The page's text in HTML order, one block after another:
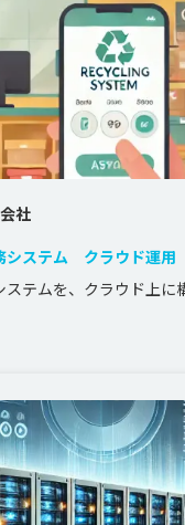
社
システム クラウド運用
テムを、クラウド上に